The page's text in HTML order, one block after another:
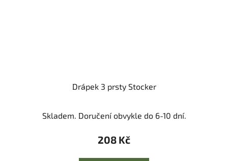
Drápek 3 prsty Stocker
Skladem. Doručení obvykle do 6-10 dní.
208 Kč